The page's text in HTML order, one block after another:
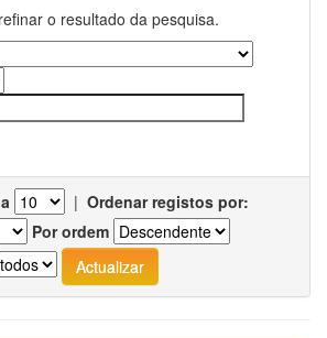
o resultado da pesquisa.
| Ordenar registos por:
Por ordem